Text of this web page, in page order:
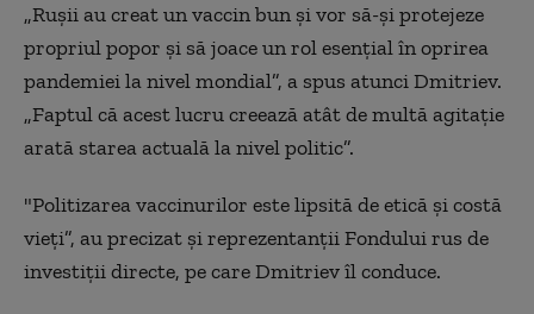
„Rușii au creat un vaccin bun și vor să-și protejeze
propriul popor și să joace un rol esențial în oprirea
pandemiei la nivel mondial”, a spus atunci Dmitriev.
„Faptul că acest lucru creează atât de multă agitație
arată starea actuală la nivel politic”.
"Politizarea vaccinurilor este lipsită de etică și costă
vieți”, au precizat și reprezentanții Fondului rus de
investiții directe, pe care Dmitriev îl conduce.